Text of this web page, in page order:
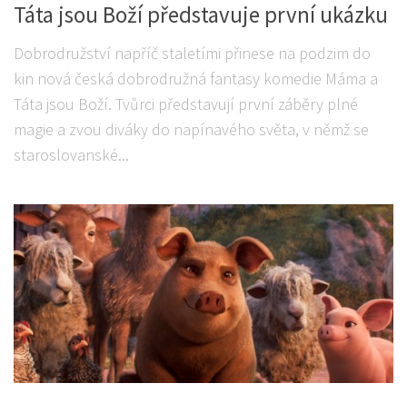
Táta jsou Boží představuje první ukázku
Dobrodružství napříč staletími přinese na podzim do
kin nová česká dobrodružná fantasy komedie Máma a
Táta jsou Boží. Tvůrci představují první záběry plné
magie a zvou diváky do napínavého světa, v němž se
staroslovanské...